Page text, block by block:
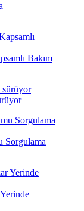
Bakım
Sorgulama